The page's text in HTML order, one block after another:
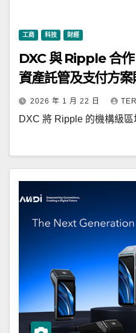
工商 科技 財經
DXC 與 Ripple 合
資產託管及支付方
2026 年 1 月 22 日
DXC 將 Ripple 的機構級